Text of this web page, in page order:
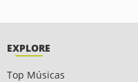
EXPLORE
Top Músicas